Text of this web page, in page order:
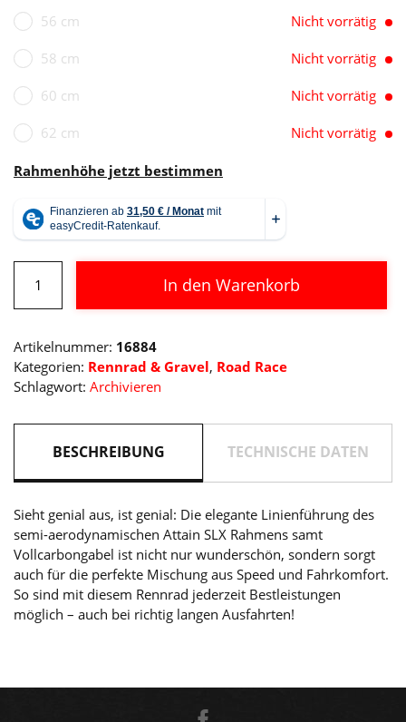
56 cm Nicht vorrätig
58 cm Nicht vorrätig
60 cm Nicht vorrätig
62 cm Nicht vorrätig
Rahmenhöhe jetzt bestimmen
Attain
SLX
´n
´yellow
2025
In den Warenkorb
Artikelnummer: 16884
Kategorien: Rennrad & Gravel, Road Race
Schlagwort: Archivieren
BESCHREIBUNG TECHNISCHE DATEN
Sieht genial aus, ist genial: Die elegante Linienführung des
semi-aerodynamischen Attain SLX Rahmens samt
Vollcarbongabel ist nicht nur wunderschön, sondern sorgt
auch für die perfekte Mischung aus Speed und Fahrkomfort.
So sind mit diesem Rennrad jederzeit Bestleistungen
möglich – auch bei richtig langen Ausfahrten!